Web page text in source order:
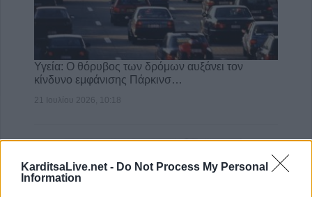
KarditsaLive.net - Do Not Process My Personal
Information
Υγεία: Ο θόρυβος των δρόμων αυξάνει τον
κίνδυνο εμφάνισης Πάρκινσ…
21 Ιουλίου 2026, 10:18